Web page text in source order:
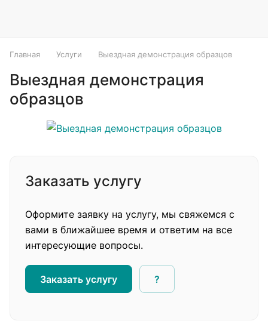
Главная Услуги Выездная демонстрация образцов
Выездная демонстрация
образцов
Заказать услугу
Оформите заявку на услугу, мы свяжемся с
вами в ближайшее время и ответим на все
интересующие вопросы.
Заказать услугу ?